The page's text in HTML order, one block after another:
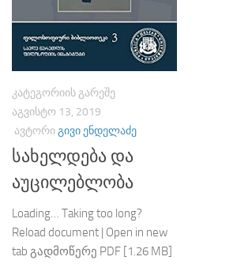
ᲙᲐᲢᲔᲒᲝᲠᲘᲘᲡ ᲒᲐᲠᲔᲨᲔ
ᲐᲒᲕᲘᲡᲢᲝ 13, 2019
ᲐᲕᲢᲝᲠᲘᲒᲘᲕᲘ ᲔᲜᲓᲔᲚᲐᲫᲔ
სახელდება და
აუცილებლობა
Loading… Taking too long?
Reload document | Open in new
tab გადმოწერე PDF [1.26 MB]